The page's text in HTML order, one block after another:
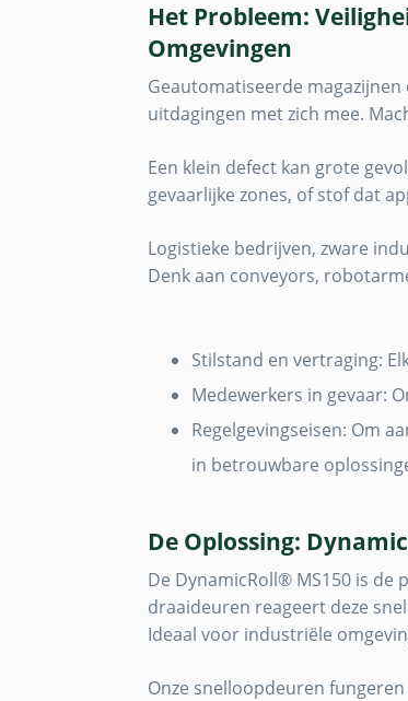
Het Probleem:
Omgevingen
Geautomatiseerde
uitdagingen met zich mee.
Een klein defect kan grote
gevaarlijke zones, of stof dat
Logistieke bedrijven, zware
Denk aan conveyors,
Stilstand en vertraging:
Medewerkers in gevaar:
Regelgevingseisen: Om
in betrouwbare
De Oplossing:
De DynamicRoll® MS150 is
draaideuren reageert deze
Ideaal voor industriële
Onze snelloopdeuren